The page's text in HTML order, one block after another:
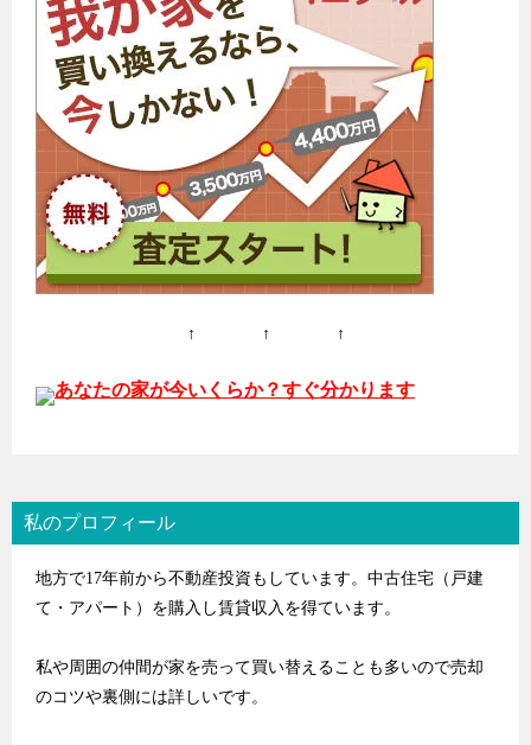
↑ ↑ ↑
あなたの家が今いくらか？すぐ分かります
私のプロフィール
地方で17年前から不動産投資もしています。中古住宅（戸建
て・アパート）を購入し賃貸収入を得ています。
私や周囲の仲間が家を売って買い替えることも多いので売却
のコツや裏側には詳しいです。